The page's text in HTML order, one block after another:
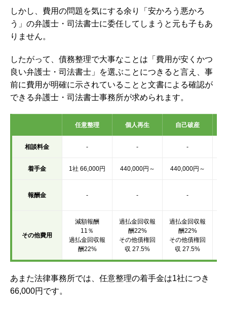
しかし、費用の問題を気にする余り「安かろう悪かろ
う」の弁護士・司法書士に委任してしまうと元も子もあ
りません。
したがって、債務整理で大事なことは「費用が安くかつ
良い弁護士・司法書士」を選ぶことにつきると言え、事
前に費用が明確に示されていることと文書による確認が
できる弁護士・司法書士事務所が求められます。
任意整理 個人再生 自己破産
相談料金 - - -
着手金 1社 66,000円 440,000円～ 440,000円～
報酬金 - - -
その他費用
減額報酬
11％
過払金回収報
酬22%
過払金回収報
酬22%
その他債権回
収 27.5%
過払金回収報
酬22%
その他債権回
収 27.5%
あまた法律事務所では、任意整理の着手金は1社につき
66,000円です。